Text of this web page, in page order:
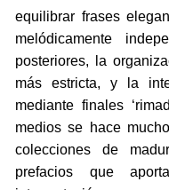
equilibrar frases
melódicamente
posteriores, la
más estricta, y la
mediante finales
medios se hace
colecciones de
prefacios que